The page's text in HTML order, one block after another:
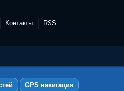
Контакты RSS
GPS навигация